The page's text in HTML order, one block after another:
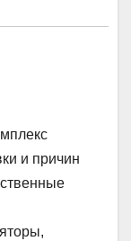
и причин